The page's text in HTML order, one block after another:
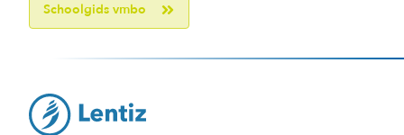
Schoolgids vmbo